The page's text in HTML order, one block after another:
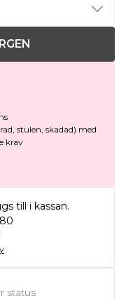
stulen, skadad) med
krav
till i kassan.
status